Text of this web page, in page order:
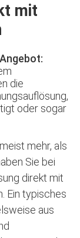
mit
die
oder sogar
mehr, als
Sie bei
direkt mit
Ein typisches
aus